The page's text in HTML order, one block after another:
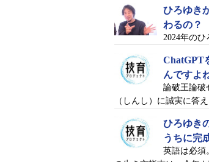
ひろゆき
わるの？
2024年の
ChatGPT
んですよ
論破王論
（しんし）に誠実に答え
ひろゆき
うちに完
英語は必